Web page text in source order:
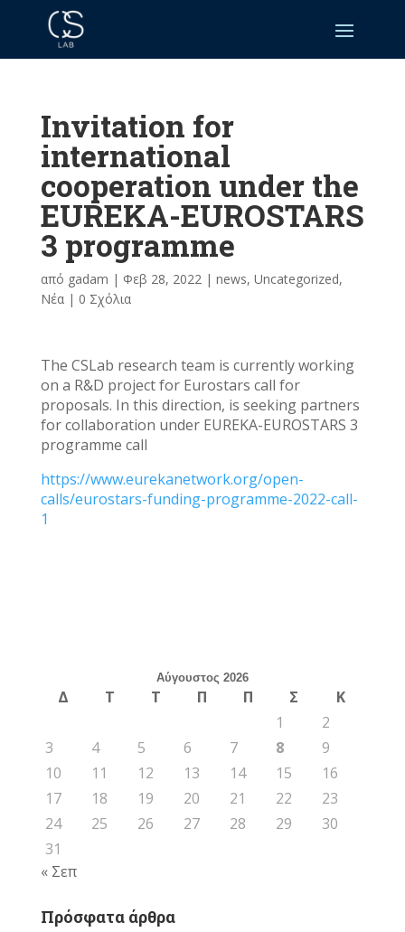
Invitation for
international
cooperation under the
EUREKA-EUROSTARS
3 programme
από gadam | Φεβ 28, 2022| news, Uncategorized,
Νέα| 0 Σχόλια
The CSLab research team is currently working
on a R&D project for Eurostars call for
proposals. In this direction, is seeking partners
for collaboration under EUREKA-EUROSTARS 3
programme call
https://www.eurekanetwork.org/open-
calls/eurostars-funding-programme-2022-call-
1
Αύγουστος 2026
Δ Τ Τ Π Π Σ
Κ
1
2
3
4 5 6 7 8
9
10
11 12 13 14 15
16
17
18 19 20 21 22
23
24
25 26 27 28 29
30
31
« Σεπ
Πρόσφατα άρθρα